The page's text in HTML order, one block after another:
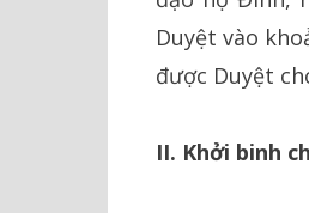
Duyệt vào
được Duyệt
II. Khởi binh